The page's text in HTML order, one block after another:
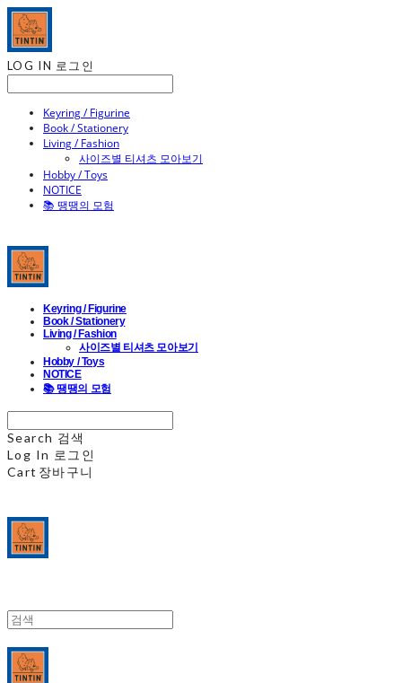
LOG IN 로그인
Keyring / Figurine
Book / Stationery
Living / Fashion
사이즈별 티셔츠 모아보기
Hobby / Toys
NOTICE
📚 땡땡의 모험
Keyring / Figurine
Book / Stationery
Living / Fashion
사이즈별 티셔츠 모아보기
Hobby / Toys
NOTICE
📚 땡땡의 모험
Search 검색
Log In 로그인
Cart 장바구니